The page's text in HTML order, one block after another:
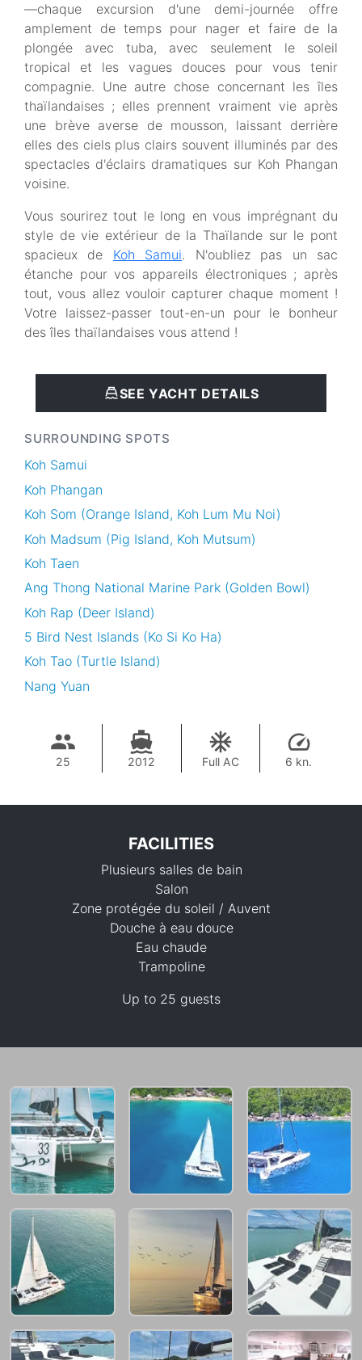
—chaque excursion d'une demi-journée offre
amplement de temps pour nager et faire de la
plongée avec tuba, avec seulement le soleil
tropical et les vagues douces pour vous tenir
compagnie. Une autre chose concernant les îles
thaïlandaises ; elles prennent vraiment vie après
une brève averse de mousson, laissant derrière
elles des ciels plus clairs souvent illuminés par des
spectacles d'éclairs dramatiques sur Koh Phangan
voisine.
Vous sourirez tout le long en vous imprégnant du
style de vie extérieur de la Thaïlande sur le pont
spacieux de Koh Samui. N'oubliez pas un sac
étanche pour vos appareils électroniques ; après
tout, vous allez vouloir capturer chaque moment !
Votre laissez-passer tout-en-un pour le bonheur
des îles thaïlandaises vous attend !
SEE YACHT DETAILS
SURROUNDING SPOTS
Koh Samui
Koh Phangan
Koh Som (Orange Island, Koh Lum Mu Noi)
Koh Madsum (Pig Island, Koh Mutsum)
Koh Taen
Ang Thong National Marine Park (Golden Bowl)
Koh Rap (Deer Island)
5 Bird Nest Islands (Ko Si Ko Ha)
Koh Tao (Turtle Island)
Nang Yuan
25 2012 Full AC 6 kn.
33,000 THB
FACILITIES
Plusieurs salles de bain
Salon
Zone protégée du soleil / Auvent
Douche à eau douce
Eau chaude
Trampoline
Up to 25 guests